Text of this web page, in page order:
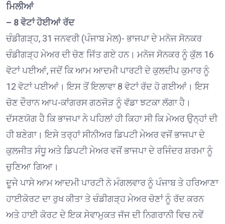
ਮਿਲੀਆਂ
– 8 ਵੋਟਾਂ ਹੋਈਆਂ ਰੱਦ
ਚੰਡੀਗੜ੍ਹ, 31 ਜਨਵਰੀ (ਪੰਜਾਬ ਮੇਲ)- ਭਾਜਪਾ ਦੇ ਮਨੋਜ ਸੋਨਕਰ
ਚੰਡੀਗੜ੍ਹ ਮੇਅਰ ਦੀ ਚੋਣ ਜਿੱਤ ਗਏ ਹਨ। ਮਨੋਜ ਸੋਨਕਰ ਨੂੰ ਕੁੱਲ 16
ਵੋਟਾਂ ਪਈਆਂ, ਜਦੋਂ ਕਿ ਆਮ ਆਦਮੀ ਪਾਰਟੀ ਦੇ ਕੁਲਦੀਪ ਕੁਮਾਰ ਨੂੰ
12 ਵੋਟਾਂ ਪਈਆਂ। ਇਸ ਤੋਂ ਇਲਾਵਾ 8 ਵੋਟਾਂ ਰੱਦ ਹੋ ਗਈਆਂ। ਇਸ
ਚੋਣ ਦੌਰਾਨ ਆਪ-ਕਾਂਗਰਸ ਗਠਜੋੜ ਨੂੰ ਵੱਡਾ ਝਟਕਾ ਲੱਗਾ ਹੈ।
ਦੱਸਣਯੋਗ ਹੈ ਕਿ ਭਾਜਪਾ ਨੇ ਪਹਿਲਾਂ ਹੀ ਕਿਹਾ ਸੀ ਕਿ ਮੇਅਰ ਉਨ੍ਹਾਂ ਦੀ
ਹੀ ਬਣੇਗਾ। ਇਸੇ ਤਰ੍ਹਾਂ ਸੀਨੀਅਰ ਡਿਪਟੀ ਮੇਅਰ ਵਜੋਂ ਭਾਜਪਾ ਦੇ
ਕੁਲਜੀਤ ਸੰਧੂ ਅਤੇ ਡਿਪਟੀ ਮੇਅਰ ਵਜੋਂ ਭਾਜਪਾ ਦੇ ਰਜਿੰਦਰ ਸ਼ਰਮਾ ਨੂੰ
ਚੁਣਿਆ ਗਿਆ।
ਦੂਜੇ ਪਾਸੇ ਆਮ ਆਦਮੀ ਪਾਰਟੀ ਨੇ ਮੰਗਲਵਾਰ ਨੂੰ ਪੰਜਾਬ ਤੇ ਹਰਿਆਣਾ
ਹਾਈਕੋਰਟ ਦਾ ਰੁਖ ਕੀਤਾ ਤੇ ਚੰਡੀਗੜ੍ਹ ਮੇਅਰ ਚੋਣਾਂ ਨੂੰ ਰੱਦ ਕਰਨ
ਅਤੇ ਹਾਈ ਕੋਰਟ ਦੇ ਇਕ ਸੇਵਾਮੁਕਤ ਜੱਜ ਦੀ ਨਿਗਰਾਨੀ ਵਿਚ ਨਵੇਂ